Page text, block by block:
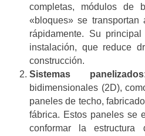
completas, módulos de
«bloques» se
rápidamente. Su
instalación, que reduce
construcción.
Sistemas
bidimensionales (2D),
paneles de techo,
fábrica. Estos paneles se
conformar la